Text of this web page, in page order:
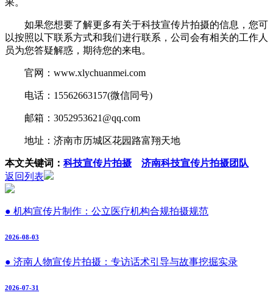
果。
如果您想要了解更多有关于科技宣传片拍摄的信息，您可
以按照以下联系方式和我们进行联系，公司会有相关的工作人
员为您答疑解惑，期待您的来电。
官网：www.xlychuanmei.com
电话：15562663157(微信同号)
邮箱：3052953621@qq.com
地址：济南市历城区花园路富翔天地
本文关键词： 科技宣传片拍摄
济南科技宣传片拍摄团队
返回列表
● 机构宣传片制作：公立医疗机构合规拍摄规范
2026-08-03
● 济南人物宣传片拍摄：专访话术引导与故事挖掘实录
2026-07-31